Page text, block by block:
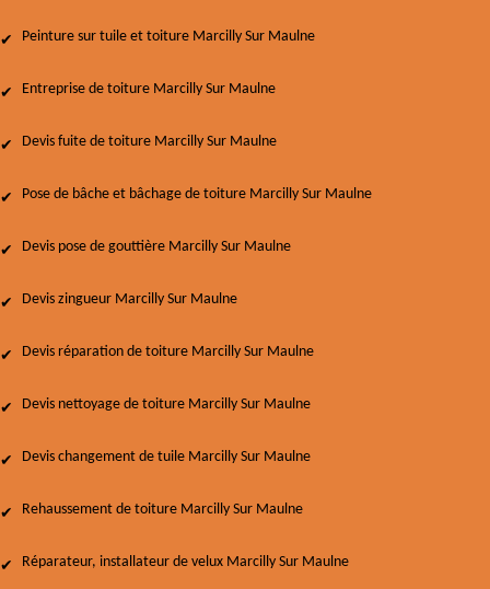
Peinture sur tuile et toiture Marcilly Sur Maulne
Entreprise de toiture Marcilly Sur Maulne
Devis fuite de toiture Marcilly Sur Maulne
Pose de bâche et bâchage de toiture Marcilly Sur Maulne
Devis pose de gouttière Marcilly Sur Maulne
Devis zingueur Marcilly Sur Maulne
Devis réparation de toiture Marcilly Sur Maulne
Devis nettoyage de toiture Marcilly Sur Maulne
Devis changement de tuile Marcilly Sur Maulne
Rehaussement de toiture Marcilly Sur Maulne
Réparateur, installateur de velux Marcilly Sur Maulne